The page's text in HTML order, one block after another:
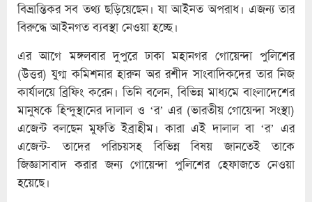
বিভ্রান্তিকর সব তথ্য ছড়িয়েছেন। যা আইনত অপরাধ। এজন্য তার
বিরুদ্ধে আইনগত ব্যবস্থা নেওয়া হচ্ছে।
এর আগে মঙ্গলবার দুপুরে ঢাকা মহানগর গোয়েন্দা পুলিশের
(উত্তর) যুগ্ম কমিশনার হারুন অর রশীদ সাংবাদিকদের তার নিজ
কার্যালয়ে ব্রিফিং করেন। তিনি বলেন, বিভিন্ন মাধ্যমে বাংলাদেশের
মানুষকে হিন্দুস্থানের দালাল ও ‘র’ এর (ভারতীয় গোয়েন্দা সংস্থা)
এজেন্ট বলছেন মুফতি ইব্রাহীম। কারা এই দালাল বা ‘র’ এর
এজেন্ট- তাদের পরিচয়সহ বিভিন্ন বিষয় জানতেই তাকে
জিজ্ঞাসাবাদ করার জন্য গোয়েন্দা পুলিশের হেফাজতে নেওয়া
হয়েছে।